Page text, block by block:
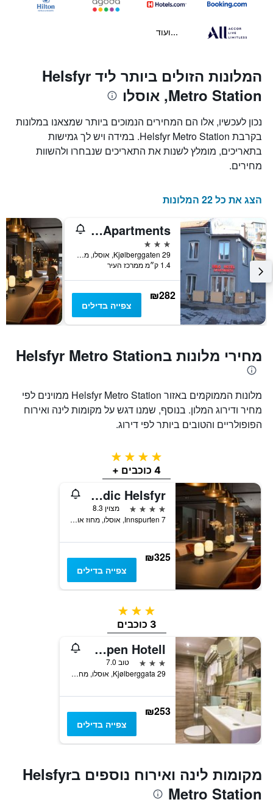
...ועוד
המלונות הזולים ביותר ליד Helsfyr
Metro Station, אוסלו
נכון לעכשיו, אלו הם המחירים הנמוכים ביותר שמצאנו במלונות
בקרבת Helsfyr Metro Station. במידה ויש לך גמישות
בתאריכים, מומלץ לשנות את התאריכים שנבחרו ולהשוות
מחירים.
הצג את כל 22 המלונות
Oslo Hotel Apartments
3 כוכבים
Kjølberggaten 29, אוסלו, מחוז אוסלו, נורווגיה
1.4 ק״מ ממרכז העיר
₪282
צפייה בדילים
מחירי מלונות בHelsfyr Metro Station
מלונות הממוקמים באזור Helsfyr Metro Station ממוינים לפי
מחיר ודירוג המלון. בנוסף, שמנו דגש על מקומות לינה ואירוח
הפופולריים והטובים ביותר לפי דירוג.
4 כוכבים
4 כוכבים +
Scandic Helsfyr
4 כוכבים
מצוין 8.3
Innspurten 7, אוסלו, מחוז אוסלו, נורווגיה
₪325
צפייה בדילים
3 כוכבים
3 כוכבים
Kampen Hotell
3 כוכבים
טוב 7.0
Kjølberggata 29, אוסלו, מחוז אוסלו, נורווגיה
₪253
צפייה בדילים
מקומות לינה ואירוח נוספים בHelsfyr
Metro Station